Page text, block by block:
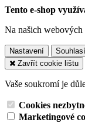
Tento e-shop
Na našich webových
Nastavení
Zavřít cookie lištu
Vaše soukromí je
Cookies
Marketingové